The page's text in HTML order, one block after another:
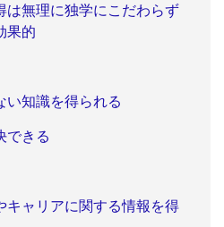
は無理に独学にこだわらず
果的
い知識を得られる
できる
キャリアに関する情報を得